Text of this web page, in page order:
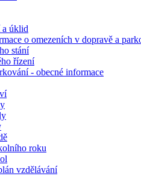
a úklid
o omezeních v dopravě a
stání
řízení
- obecné informace
roku
vzdělávání